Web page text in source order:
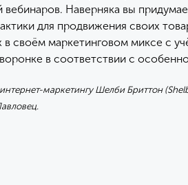
вебинаров. Наверняка вы
для продвижения своих
своём маркетинговом миксе с
в соответствии с
маркетингу Шелби Бриттон